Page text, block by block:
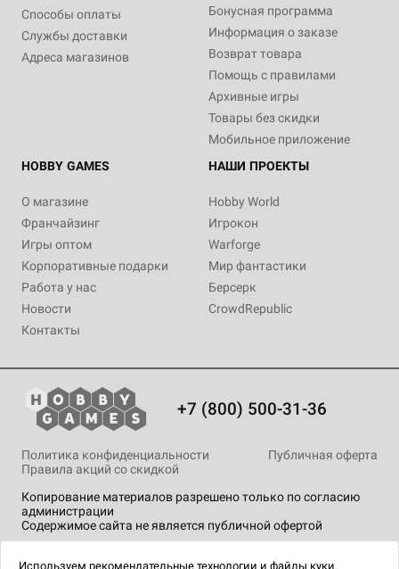
Способы оплаты
Службы доставки
Адреса магазинов
Бонусная программа
Информация о заказе
Возврат товара
Помощь с правилами
Архивные игры
Товары без скидки
Мобильное приложение
HOBBY GAMES
О магазине
Франчайзинг
Игры оптом
Корпоративные подарки
Работа у нас
Новости
Контакты
НАШИ ПРОЕКТЫ
Hobby World
Игрокон
Warforge
Мир фантастики
Берсерк
CrowdRepublic
+7 (800) 500-31-36
Копирование материалов разрешено только по согласию
администрации
Содержимое сайта не является публичной офертой
Политика конфиденциальности
Публичная оферта
Правила акций со скидкой
технологии.
Используем рекомендательные технологии и файлы куки.